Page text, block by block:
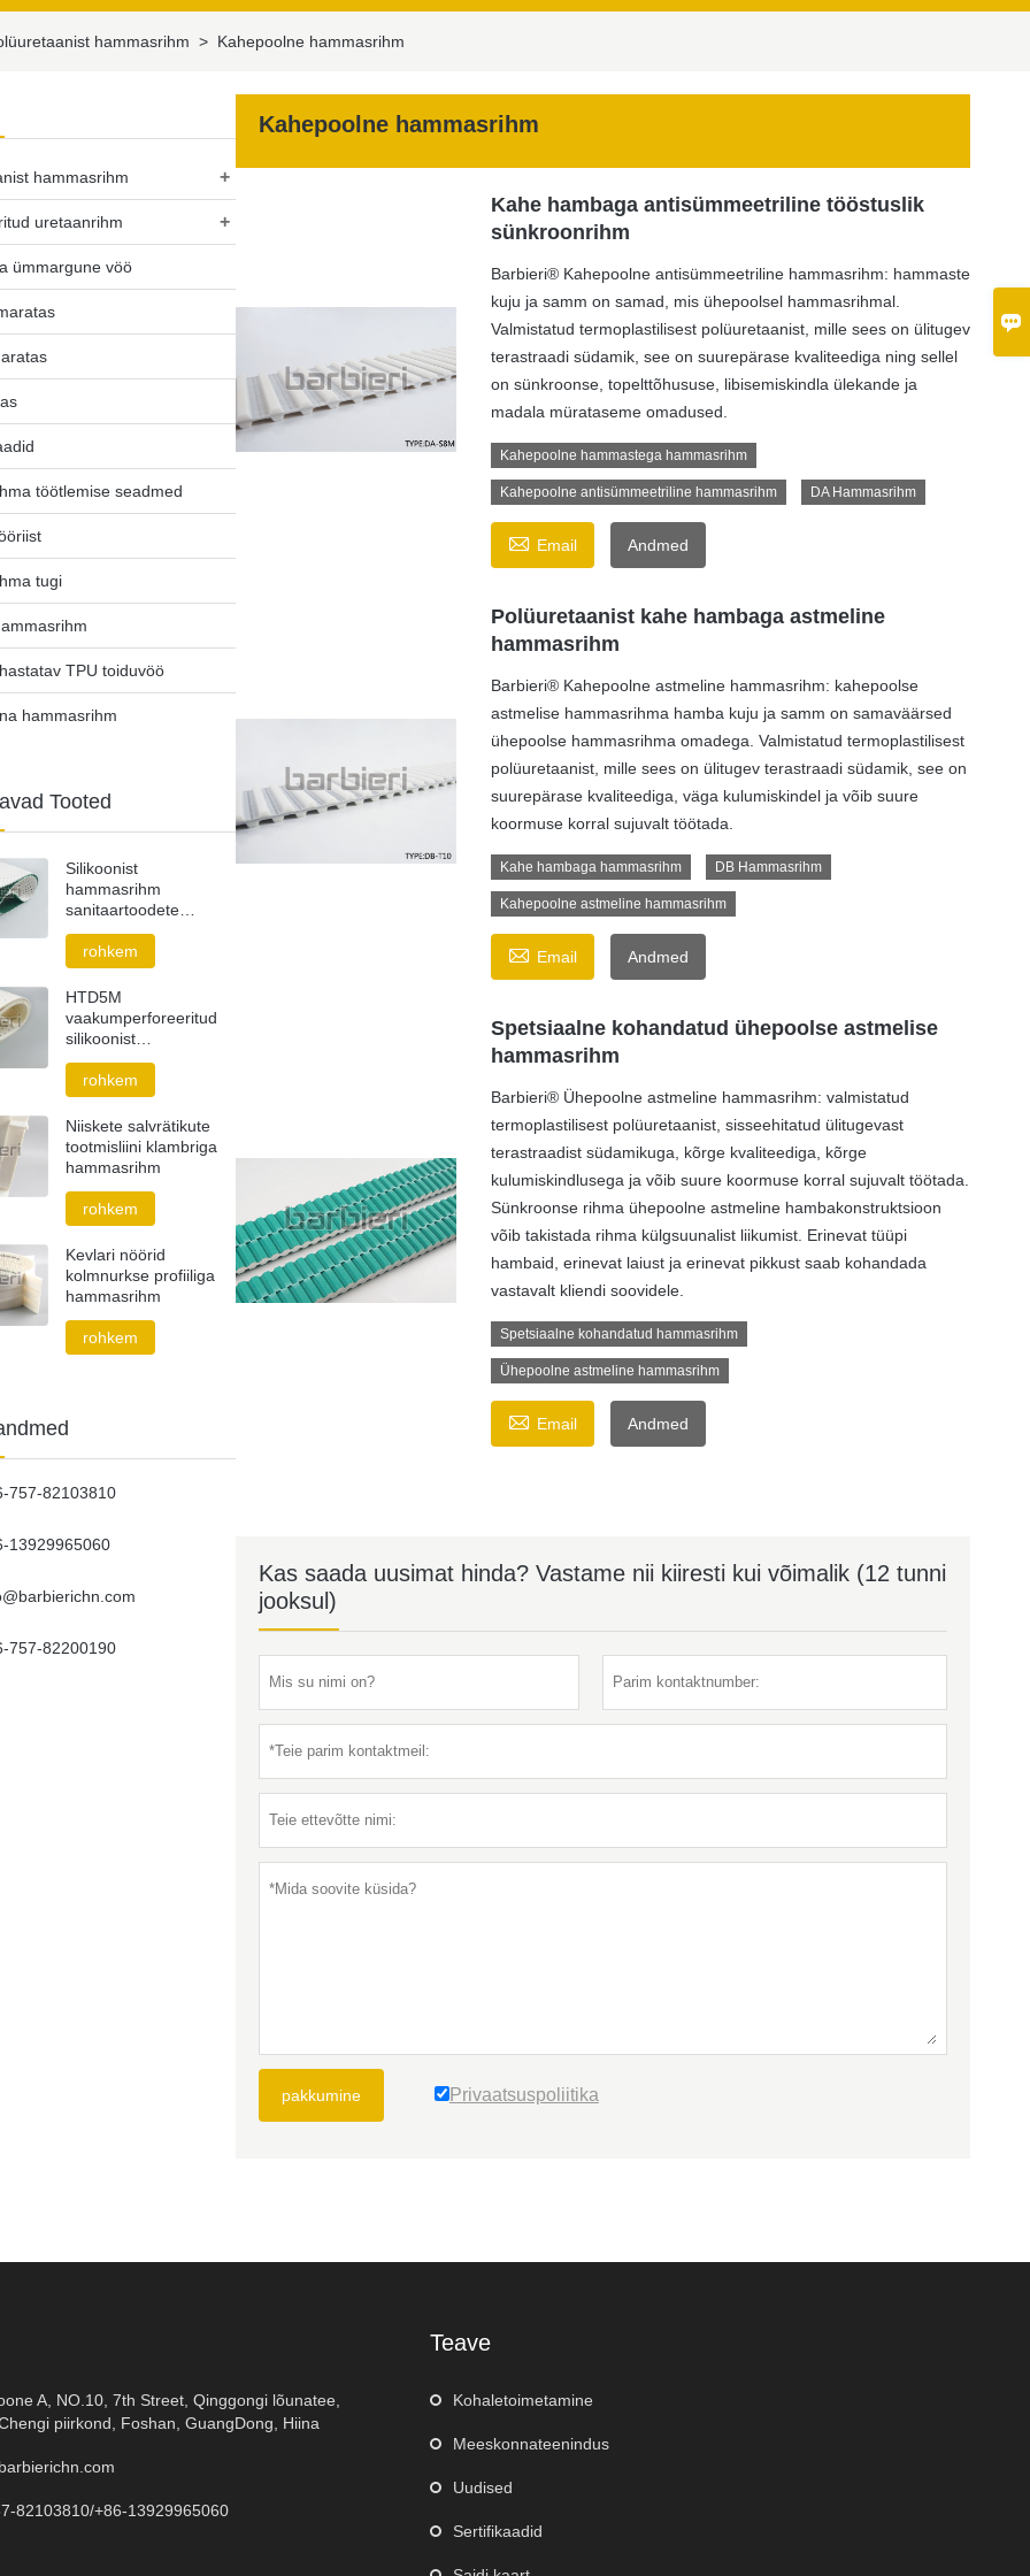

hammasrihm > Kahepoolne hammasrihm
Kahepoolne hammasrihm
Kahe hambaga antisümmeetriline tööstuslik
sünkroonrihm
Barbieri® Kahepoolne antisümmeetriline hammasrihm: hammaste
kuju ja samm on samad, mis ühepoolsel hammasrihmal.
Valmistatud termoplastilisest polüuretaanist, mille sees on ülitugev
terastraadi südamik, see on suurepärase kvaliteediga ning sellel
on sünkroonse, topelttõhususe, libisemiskindla ülekande ja
madala mürataseme omadused.
Kahepoolne hammastega hammasrihm
Kahepoolne antisümmeetriline hammasrihm DA Hammasrihm
 Email Andmed
Polüuretaanist kahe hambaga astmeline
hammasrihm
Barbieri® Kahepoolne astmeline hammasrihm: kahepoolse
astmelise hammasrihma hamba kuju ja samm on samaväärsed
ühepoolse hammasrihma omadega. Valmistatud termoplastilisest
polüuretaanist, mille sees on ülitugev terastraadi südamik, see on
suurepärase kvaliteediga, väga kulumiskindel ja võib suure
koormuse korral sujuvalt töötada.
Kahe hambaga hammasrihm DB Hammasrihm
Kahepoolne astmeline hammasrihm
 Email Andmed
Spetsiaalne kohandatud ühepoolse astmelise
hammasrihm
Barbieri® Ühepoolne astmeline hammasrihm: valmistatud
termoplastilisest polüuretaanist, sisseehitatud ülitugevast
terastraadist südamikuga, kõrge kvaliteediga, kõrge
kulumiskindlusega ja võib suure koormuse korral sujuvalt töötada.
Sünkroonse rihma ühepoolne astmeline hambakonstruktsioon
võib takistada rihma külgsuunalist liikumist. Erinevat tüüpi
hambaid, erinevat laiust ja erinevat pikkust saab kohandada
vastavalt kliendi soovidele.
Spetsiaalne kohandatud hammasrihm
Ühepoolne astmeline hammasrihm
 Email Andmed
Kas saada uusimat hinda? Vastame nii kiiresti kui võimalik (12 tunni
jooksul)
pakkumine Privaatsuspoliitika
+
hammasrihm
+
uretaanrihm
ümmargune vöö
töötlemise seadmed
tugi
TPU toiduvöö
hammasrihm
Tooted
Silikoonist
hammasrihm
sanitaartoodete
tööstusele
rohkem
HTD5M
vaakumperforeeritud
silikoonist
hammasrihm
rohkem
Niiskete salvrätikute
tootmisliini klambriga
hammasrihm
rohkem
Kevlari nöörid
kolmnurkse profiiliga
hammasrihm
rohkem
757-82103810
13929965060
757-82200190
A, NO.10, 7th Street, Qinggongi lõunatee,
piirkond, Foshan, GuangDong, Hiina
82103810/+86-13929965060
Teave
Kohaletoimetamine
Meeskonnateenindus
Uudised
Sertifikaadid